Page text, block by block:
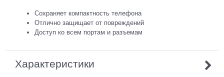
Сохраняет компактность телефона
Отлично защищает от повреждений
Доступ ко всем портам и разъемам
Характеристики